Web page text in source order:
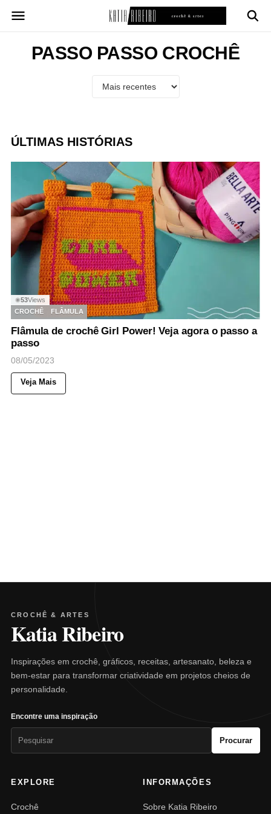
para
conteúdoPASSO PASSO CROCHÊ
ÚLTIMAS HISTÓRIAS
◉53Views
CROCHÊ
FLÂMULA
Flâmula de crochê Girl Power! Veja agora o passo a
passo
08/05/2023
Veja Mais
CROCHÊ & ARTES
Katia Ribeiro
Inspirações em crochê, gráficos, receitas, artesanato, beleza e
bem-estar para transformar criatividade em projetos cheios de
personalidade.
Encontre uma inspiração
Procurar
EXPLORE
Crochê
INFORMAÇÕES
Sobre Katia Ribeiro